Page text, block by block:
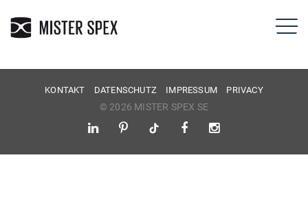
KONTAKT DATENSCHUTZ IMPRESSUM PRIVACY
© 2026 MISTER SPEX SE